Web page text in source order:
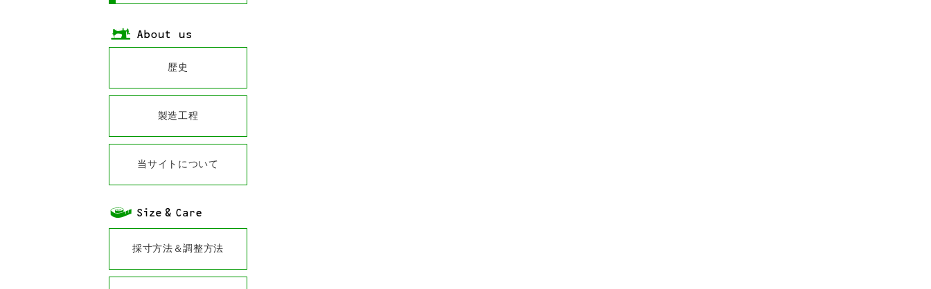
歴史
製造工程
当サイトについて
採寸方法＆調整方法